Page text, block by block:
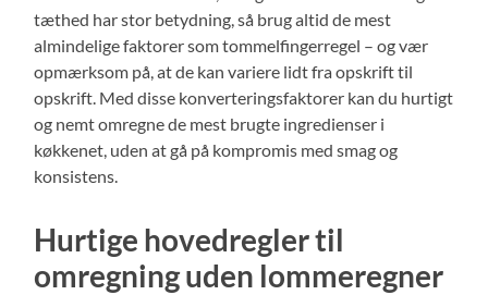
tæthed har stor betydning, så brug altid de mest
almindelige faktorer som tommelfingerregel – og vær
opmærksom på, at de kan variere lidt fra opskrift til
opskrift. Med disse konverteringsfaktorer kan du hurtigt
og nemt omregne de mest brugte ingredienser i
køkkenet, uden at gå på kompromis med smag og
konsistens.
Hurtige hovedregler til
omregning uden lommeregner